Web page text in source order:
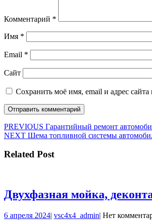
Комментарий *
Имя *
Email *
Сайт
Сохранить моё имя, email и адрес
Навигация
по
записям
PREVIOUS Предыдущая
запись:
Гарантийный ремонт
NEXT Следующая
Шема топливной системы
Related Post
Двухфазная мойка,
6 апреля 20246| vsc4x4_adminvsc4x4_admin
| Нет